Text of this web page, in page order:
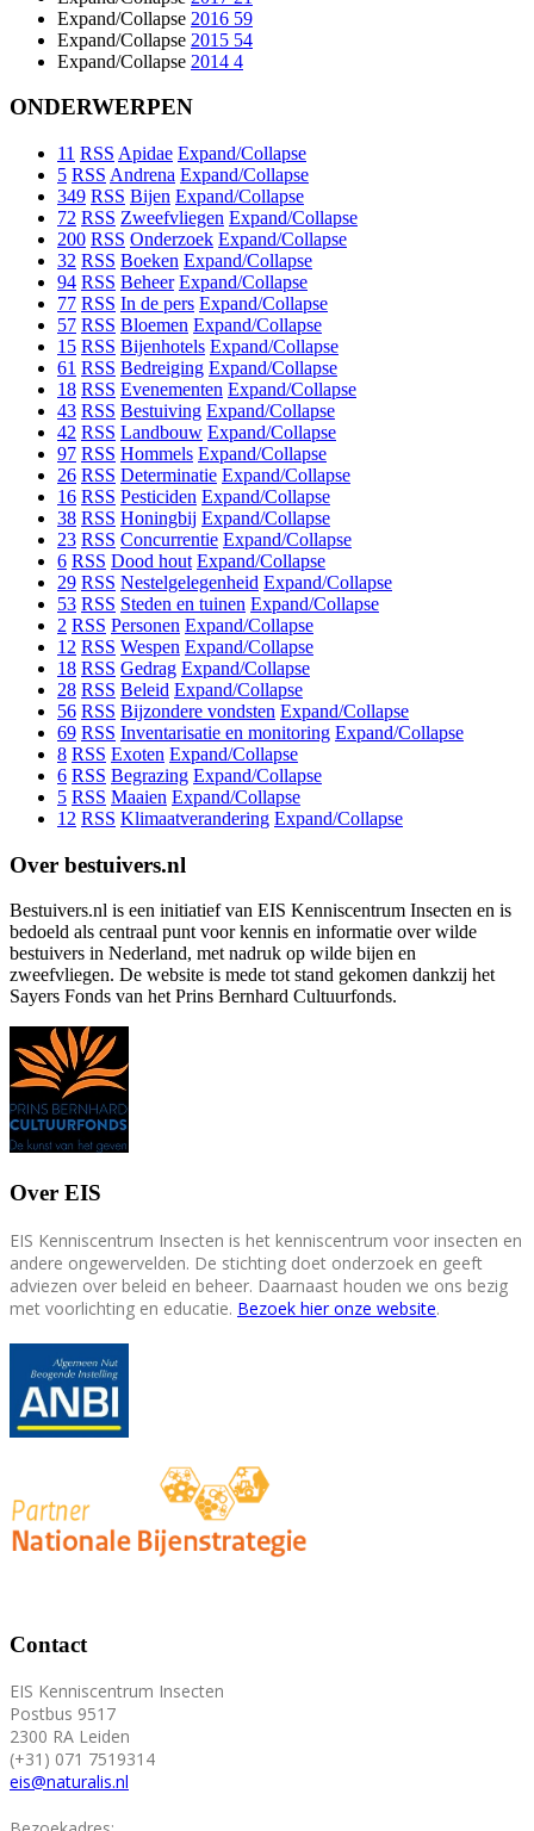
Expand/Collapse 2016 59
Expand/Collapse 2015 54
Expand/Collapse 2014 4
ONDERWERPEN
11 RSS Apidae Expand/Collapse
5 RSS Andrena Expand/Collapse
349 RSS Bijen Expand/Collapse
72 RSS Zweefvliegen Expand/Collapse
200 RSS Onderzoek Expand/Collapse
32 RSS Boeken Expand/Collapse
94 RSS Beheer Expand/Collapse
77 RSS In de pers Expand/Collapse
57 RSS Bloemen Expand/Collapse
15 RSS Bijenhotels Expand/Collapse
61 RSS Bedreiging Expand/Collapse
18 RSS Evenementen Expand/Collapse
43 RSS Bestuiving Expand/Collapse
42 RSS Landbouw Expand/Collapse
97 RSS Hommels Expand/Collapse
26 RSS Determinatie Expand/Collapse
16 RSS Pesticiden Expand/Collapse
38 RSS Honingbij Expand/Collapse
23 RSS Concurrentie Expand/Collapse
6 RSS Dood hout Expand/Collapse
29 RSS Nestelgelegenheid Expand/Collapse
53 RSS Steden en tuinen Expand/Collapse
2 RSS Personen Expand/Collapse
12 RSS Wespen Expand/Collapse
18 RSS Gedrag Expand/Collapse
28 RSS Beleid Expand/Collapse
56 RSS Bijzondere vondsten Expand/Collapse
69 RSS Inventarisatie en monitoring Expand/Collapse
8 RSS Exoten Expand/Collapse
6 RSS Begrazing Expand/Collapse
5 RSS Maaien Expand/Collapse
12 RSS Klimaatverandering Expand/Collapse
Over bestuivers.nl
Bestuivers.nl is een initiatief van EIS Kenniscentrum Insecten en is
bedoeld als centraal punt voor kennis en informatie over wilde
bestuivers in Nederland, met nadruk op wilde bijen en
zweefvliegen. De website is mede tot stand gekomen dankzij het
Sayers Fonds van het Prins Bernhard Cultuurfonds.
Over EIS
EIS Kenniscentrum Insecten is het kenniscentrum voor insecten en
andere ongewervelden. De stichting doet onderzoek en geeft
adviezen over beleid en beheer. Daarnaast houden we ons bezig
met voorlichting en educatie. Bezoek hier onze website.
Contact
EIS Kenniscentrum Insecten
Postbus 9517
2300 RA Leiden
(+31) 071 7519314
eis@naturalis.nl